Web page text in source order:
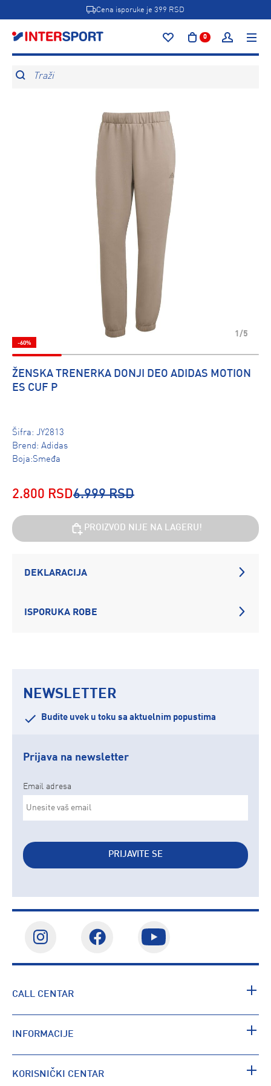
Cena isporuke je 399 RSD
0
Traži
1/5
-60%
ŽENSKA TRENERKA DONJI DEO ADIDAS MOTION
ES CUF P
Šifra: JY2813
Brend: Adidas
Boja:Smeđa
2.800 RSD6.999 RSD
PROIZVOD NIJE NA LAGERU!
DEKLARACIJA
ISPORUKA ROBE
NEWSLETTER
Budite uvek u toku sa aktuelnim popustima
Prijava na newsletter
Email adresa
PRIJAVITE SE
CALL CENTAR
INFORMACIJE
KORISNIČKI CENTAR